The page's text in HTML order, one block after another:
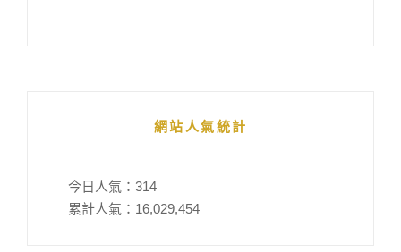
網站人氣統計
今日人氣： 314
累計人氣： 16,029,454